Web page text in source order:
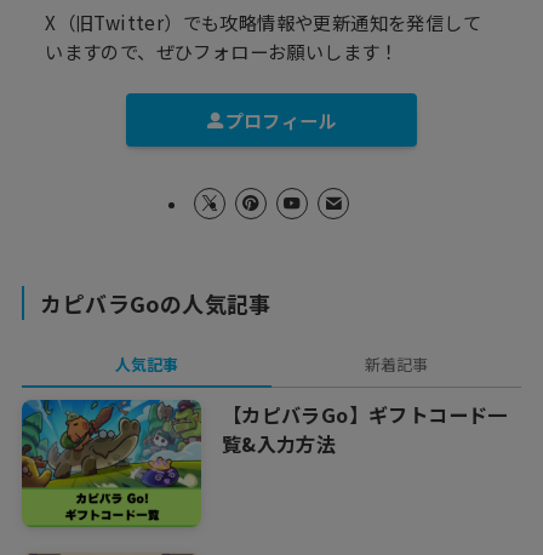
X（旧Twitter）でも攻略情報や更新通知を発信して
いますので、ぜひフォローお願いします！
プロフィール
カピバラGoの人気記事
人気記事 新着記事
【カピバラGo】ギフトコード一
覧&入力方法